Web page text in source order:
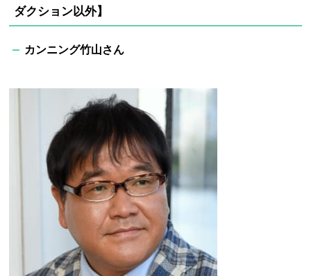
ダクション以外】
カンニング竹山さん